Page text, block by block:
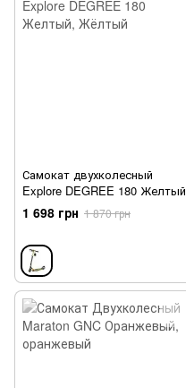
Самокат двухколесный
Explore DEGREE 180 Желтый
1 698 грн 1 870 грн